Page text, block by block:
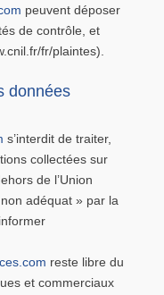
peuvent déposer
de contrôle, et
fr/plaintes).
données
s’interdit de traiter,
collectées sur
de l’Union
adéquat » par la
reste libre du
et commerciaux